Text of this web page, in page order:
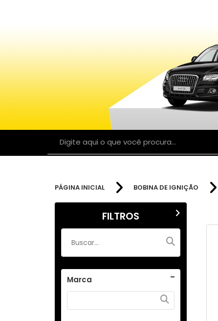
PÁGINA INICIAL BOBINA DE IGNIÇÃO
FILTROS
Marca